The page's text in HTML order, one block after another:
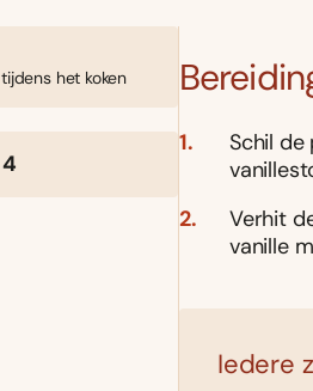
het koken
Schil de
Verhit
vanille
Iedere